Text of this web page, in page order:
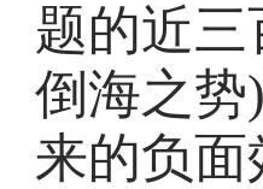
题的近
倒海之势
来的负